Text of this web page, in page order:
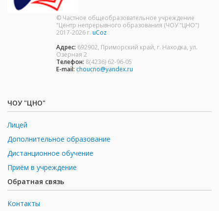
© Частное общеобразовательное учреждение
"Центр непрерывного образования (ЧОУ "ЦНО")
2017-2026 г. uCoz
Адрес: 692902, Приморский край, г. Находка, ул.
Озерная 2
Телефон: 8(4236) 62-96-05
E-mail: choucno@yandex.ru
ЧОУ "ЦНО"
Лицей
Дополнительное образование
Дистанционное обучение
Приём в учреждение
Обратная связь
Контакты